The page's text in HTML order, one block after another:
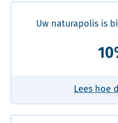
Uw naturapolis is
Lees hoe